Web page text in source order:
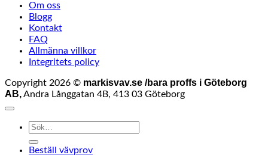
Om oss
Blogg
Kontakt
FAQ
Allmänna villkor
Integritets policy
Copyright 2026 © markisvav.se /bara proffs i Göteborg
AB,Andra Långgatan 4B, 413 03 Göteborg
Sök
Beställ vävprov